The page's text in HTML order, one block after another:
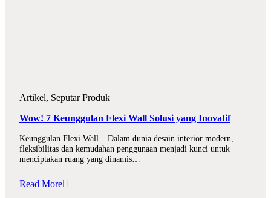
Artikel, Seputar Produk
Wow! 7 Keunggulan Flexi Wall Solusi yang Inovatif
Keunggulan Flexi Wall – Dalam dunia desain interior modern,
fleksibilitas dan kemudahan penggunaan menjadi kunci untuk
menciptakan ruang yang dinamis…
Read More